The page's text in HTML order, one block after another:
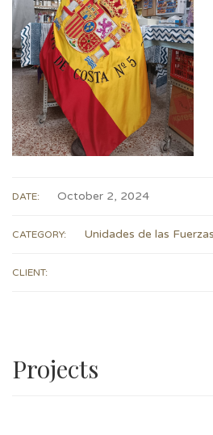
DATE: October 2, 2024
CATEGORY: Unidades de las
CLIENT:
Projects